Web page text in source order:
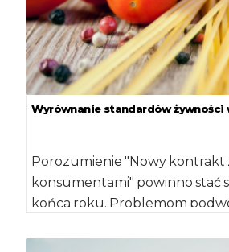
Wyrównanie standardów żywności
Porozumienie "Nowy kontrakt
konsumentami" powinno stać
końca roku. Problemom